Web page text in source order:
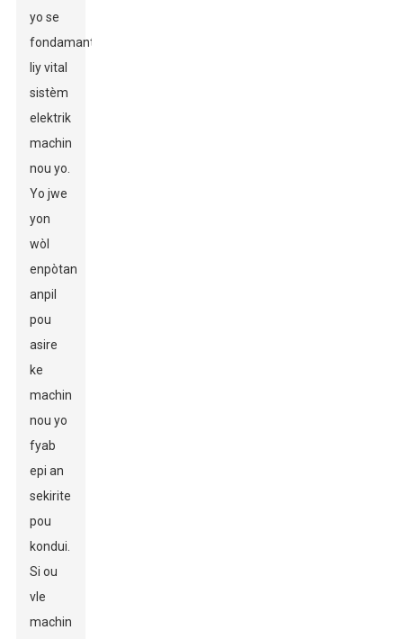
yo se
fondamantalman
liy vital
sistèm
elektrik
machin
nou yo.
Yo jwe
yon
wòl
enpòtan
anpil
pou
asire
ke
machin
nou yo
fyab
epi an
sekirite
pou
kondui.
Si ou
vle
machin